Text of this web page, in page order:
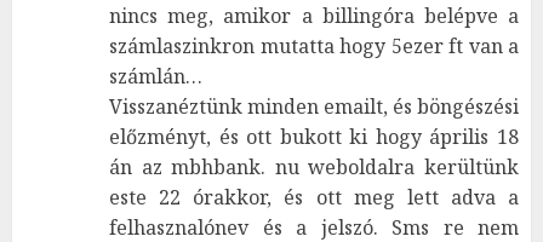
nincs meg, amikor a billingóra belépve a
számlaszinkron mutatta hogy 5ezer ft van a
számlán…
Visszanéztünk minden emailt, és böngészési
előzményt, és ott bukott ki hogy április 18
án az mbhbank. nu weboldalra kerültünk
este 22 órakkor, és ott meg lett adva a
felhasznalónev és a jelszó. Sms re nem